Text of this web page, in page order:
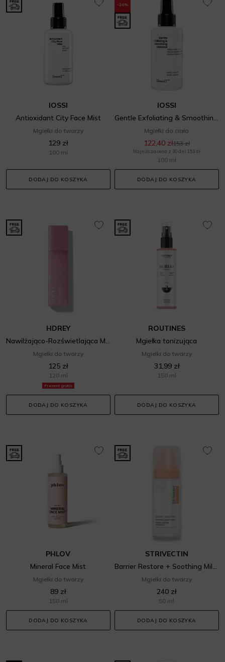
IOSSI
Antioxidant City Face Mist
Mgiełki do twarzy
129 zł
100 ml
DODAJ DO KOSZYKA
-20%
IOSSI
Gentle Exfoliating & Smoothing Essence
Mgiełki do ciała
122,40 zł153 zł
Najniższa cena z 30 dni: 153 zł
100 ml
DODAJ DO KOSZYKA
Prezent gratis
HDREY
Nawilżająco-Rozświetlająca Mgiełka do Twarzy Pink Revolution
Mgiełki do twarzy
125 zł
120 ml
DODAJ DO KOSZYKA
ROUTINES
Mgiełka tonizująca
Mgiełki do twarzy
31,99 zł
150 ml
DODAJ DO KOSZYKA
PHLOV
Mineral Face Mist
Mgiełki do twarzy
89 zł
150 ml
DODAJ DO KOSZYKA
STRIVECTIN
Barrier Restore + Soothing Milky Face Mist
Mgiełki do twarzy
240 zł
50 ml
DODAJ DO KOSZYKA